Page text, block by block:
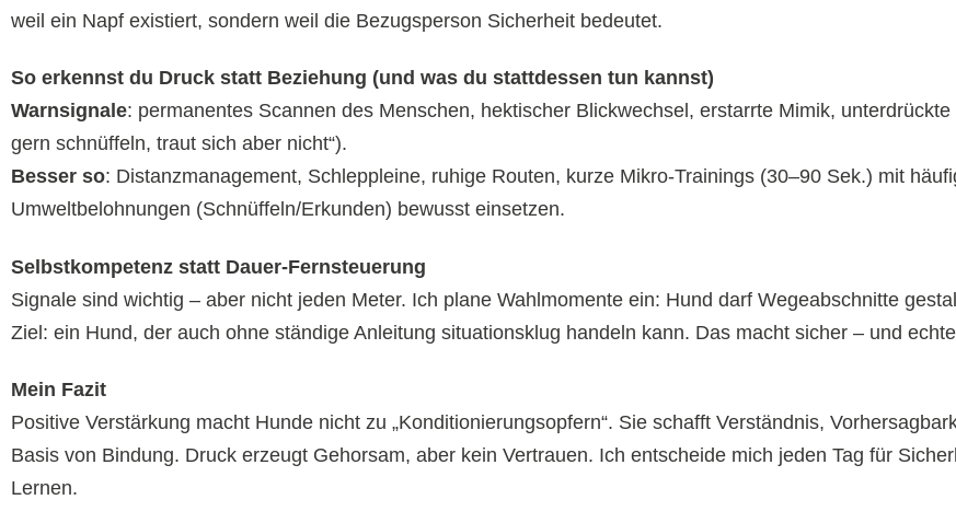
weil ein Napf existiert, sondern weil die Bezugsperson Sicherheit bedeutet.
So erkennst du Druck statt Beziehung (und was du stattdessen tun kannst)
Warnsignale: permanentes Scannen des Menschen, hektischer Blickwechsel, erstarrte Mimik,
gern schnüffeln, traut sich aber nicht“).
Besser so: Distanzmanagement, Schleppleine, ruhige Routen, kurze Mikro-Trainings (30–90 Sek.) mit
Umweltbelohnungen (Schnüffeln/Erkunden) bewusst einsetzen.
Selbstkompetenz statt Dauer-Fernsteuerung
Signale sind wichtig – aber nicht jeden Meter. Ich plane Wahlmomente ein: Hund darf Wegeabschnitte
Ziel: ein Hund, der auch ohne ständige Anleitung situationsklug handeln kann. Das macht sicher – und
Mein Fazit
Positive Verstärkung macht Hunde nicht zu „Konditionierungsopfern“. Sie schafft Verständnis,
Basis von Bindung. Druck erzeugt Gehorsam, aber kein Vertrauen. Ich entscheide mich jeden Tag für
Lernen.